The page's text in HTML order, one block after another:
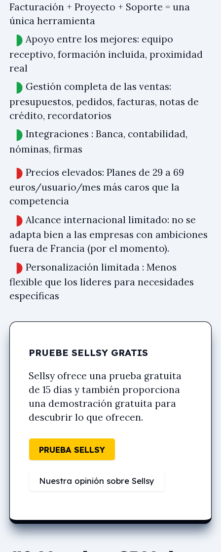
Facturación + Proyecto + Soporte = una
única herramienta
Apoyo entre los mejores: equipo
receptivo, formación incluida, proximidad
real
Gestión completa de las ventas:
presupuestos, pedidos, facturas, notas de
crédito, recordatorios
Integraciones : Banca, contabilidad,
nóminas, firmas
Precios elevados: Planes de 29 a 69
euros/usuario/mes más caros que la
competencia
Alcance internacional limitado: no se
adapta bien a las empresas con ambiciones
fuera de Francia (por el momento).
Personalización limitada : Menos
flexible que los líderes para necesidades
específicas
PRUEBE SELLSY GRATIS
Sellsy ofrece una prueba gratuita
de 15 días y también proporciona
una demostración gratuita para
descubrir lo que ofrecen.
PRUEBA SELLSY
Nuestra opinión sobre Sellsy